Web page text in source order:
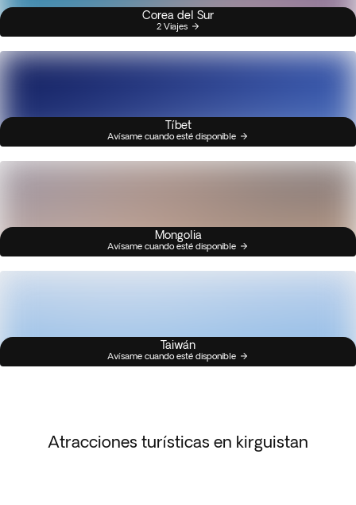
Corea del Sur
2 Viajes
Tíbet
Avísame cuando esté disponible
Mongolia
Avísame cuando esté disponible
Taiwán
Avísame cuando esté disponible
Atracciones turísticas en kirguistan